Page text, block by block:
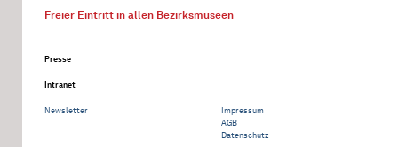
Freier Eintritt in allen Bezirksmuseen
Presse
Intranet
Newsletter
Impressum
AGB
Datenschutz